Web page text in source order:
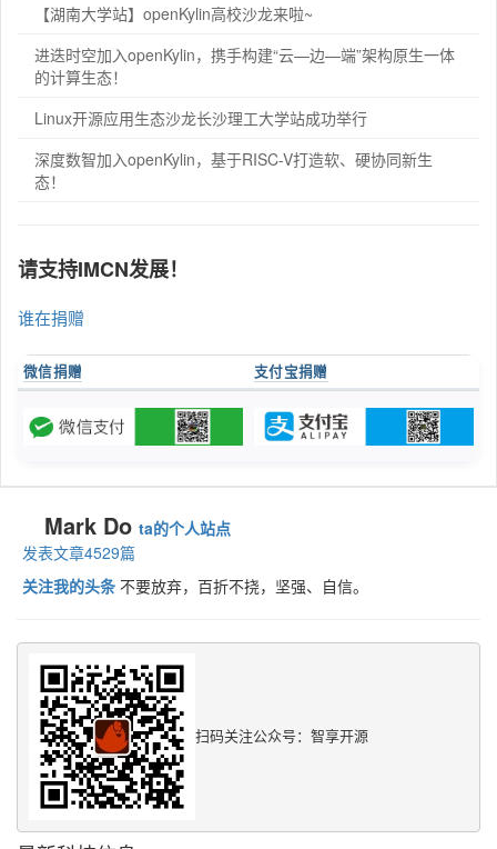
【湖南大学站】openKylin高校沙龙来啦~
进迭时空加入openKylin，携手构建“云—边—端”架构原生一体
的计算生态！
Linux开源应用生态沙龙长沙理工大学站成功举行
深度数智加入openKylin，基于RISC-V打造软、硬协同新生
态！
请支持IMCN发展！
谁在捐赠
微信捐赠 支付宝捐赠
Mark Do ta的个人站点
发表文章4529篇
关注我的头条 不要放弃，百折不挠，坚强、自信。
扫码关注公众号：智享开源